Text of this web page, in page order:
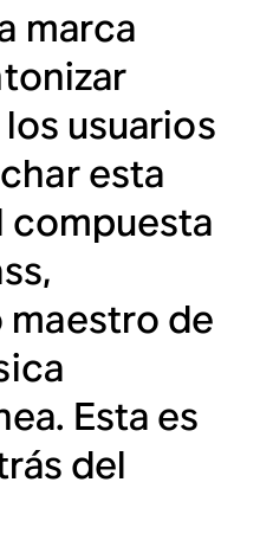
marca
usuarios
esta
compuesta
de
Esta es
del